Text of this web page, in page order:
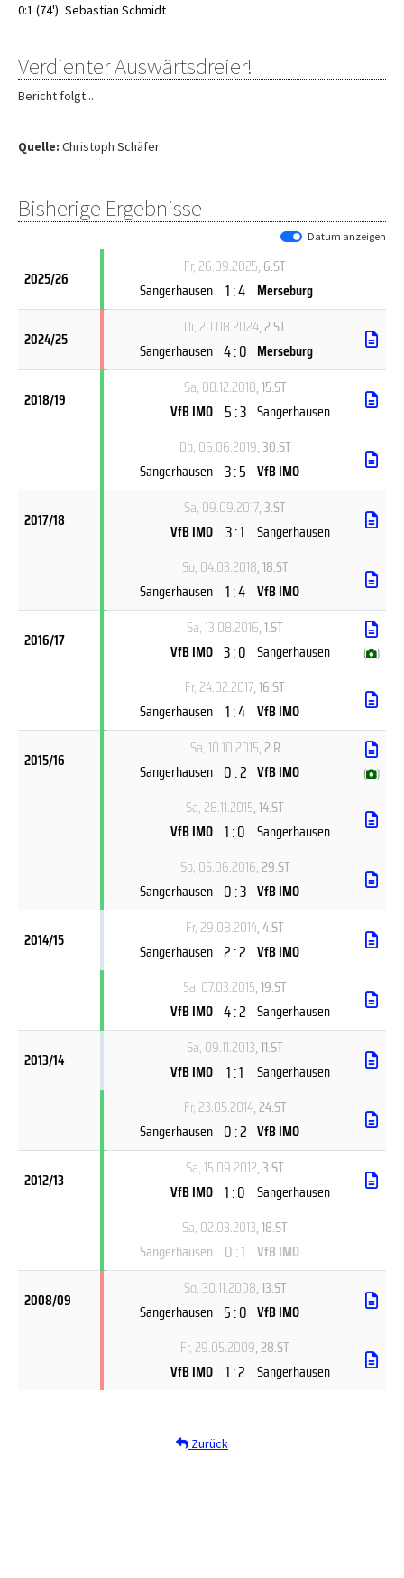
0:1 (74') Sebastian Schmidt
Verdienter Auswärtsdreier!
Bericht folgt...
Quelle: Christoph Schäfer
Bisherige Ergebnisse
Datum anzeigen
2025/26
Fr, 26.09.2025, 6.ST
Sangerhausen 1 : 4 Merseburg
2024/25
Di, 20.08.2024, 2.ST
Sangerhausen 4 : 0 Merseburg
2018/19
Sa, 08.12.2018, 15.ST
VfB IMO 5 : 3 Sangerhausen
Do, 06.06.2019, 30.ST
Sangerhausen 3 : 5 VfB IMO
2017/18
Sa, 09.09.2017, 3.ST
VfB IMO 3 : 1 Sangerhausen
So, 04.03.2018, 18.ST
Sangerhausen 1 : 4 VfB IMO
2016/17
Sa, 13.08.2016, 1.ST
VfB IMO 3 : 0 Sangerhausen ( )
Fr, 24.02.2017, 16.ST
Sangerhausen 1 : 4 VfB IMO
2015/16
Sa, 10.10.2015, 2.R
Sangerhausen 0 : 2 VfB IMO ( )
Sa, 28.11.2015, 14.ST
VfB IMO 1 : 0 Sangerhausen
So, 05.06.2016, 29.ST
Sangerhausen 0 : 3 VfB IMO
2014/15
Fr, 29.08.2014, 4.ST
Sangerhausen 2 : 2 VfB IMO
Sa, 07.03.2015, 19.ST
VfB IMO 4 : 2 Sangerhausen
2013/14
Sa, 09.11.2013, 11.ST
VfB IMO 1 : 1
Sangerhausen
Fr, 23.05.2014, 24.ST
Sangerhausen 0 : 2 VfB IMO
2012/13
Sa, 15.09.2012, 3.ST
VfB IMO 1 : 0 Sangerhausen
Sa, 02.03.2013, 18.ST
Sangerhausen 0 : 1 VfB IMO
2008/09
So, 30.11.2008, 13.ST
Sangerhausen 5 : 0 VfB IMO
Fr, 29.05.2009, 28.ST
VfB IMO 1 : 2 Sangerhausen
Zurück